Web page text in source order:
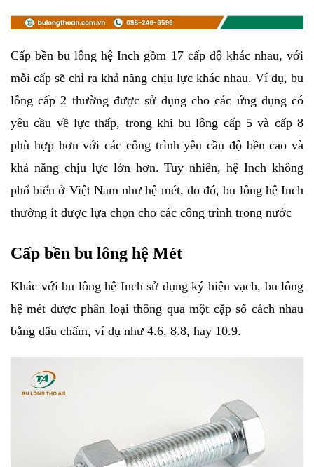
Cấp bền bu lông hệ Inch gồm 17 cấp độ khác nhau, với
mỗi cấp sẽ chỉ ra khả năng chịu lực khác nhau. Ví dụ, bu
lông cấp 2 thường được sử dụng cho các ứng dụng có
yêu cầu về lực thấp, trong khi bu lông cấp 5 và cấp 8
phù hợp hơn với các công trình yêu cầu độ bền cao và
khả năng chịu lực lớn hơn. Tuy nhiên, hệ Inch không
phổ biến ở Việt Nam như hệ mét, do đó, bu lông hệ Inch
thường ít được lựa chọn cho các công trình trong nước
Cấp bền bu lông hệ Mét
Khác với bu lông hệ Inch sử dụng ký hiệu vạch, bu lông
hệ mét được phân loại thông qua một cặp số cách nhau
bằng dấu chấm, ví dụ như 4.6, 8.8, hay 10.9.